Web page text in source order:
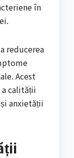
în
reducerea
Acest
calității
anxietății